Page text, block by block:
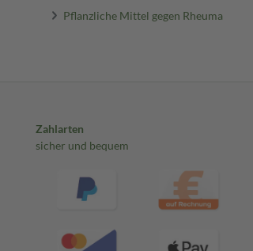
Pflanzliche Mittel gegen Rheuma
Zahlarten
sicher und bequem